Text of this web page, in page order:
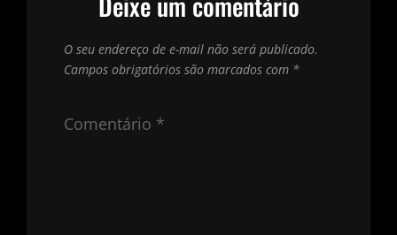
O seu endereço de e-mail não será publicado.
Campos obrigatórios são marcados com *
Comentário *